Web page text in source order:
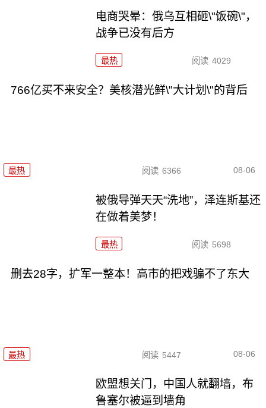
电商哭晕：俄乌互相砸\"饭碗\"，
战争已没有后方
最热 阅读 4029
766亿买不来安全？美核潜光鲜\"大计划\"的背后
最热 阅读 6366 08-06
被俄导弹天天“洗地”，泽连斯基还
在做着美梦！
最热 阅读 5698
删去28字，扩军一整本！高市的把戏骗不了东大
最热 阅读 5447 08-06
欧盟想关门，中国人就翻墙，布
鲁塞尔被逼到墙角